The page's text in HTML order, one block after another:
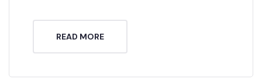
READ MORE